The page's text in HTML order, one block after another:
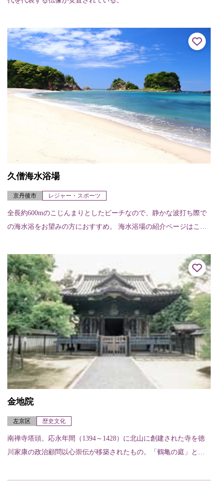
久僧海水浴場
京丹後市 レジャー・スポーツ
全長約600mのこじんまりとしたビーチなので、静かな波打ち際で
の海水浴をお望みの方におすすめ。 海水浴場の紹介ページはこち
金地院
左京区 歴史文化
南禅寺塔頭。応永年間（1394～1428）に北山に創建された寺を徳
川家康の政治顧問以心崇伝が移築されたもの。「鶴亀の庭」とよ
られ、中央に...